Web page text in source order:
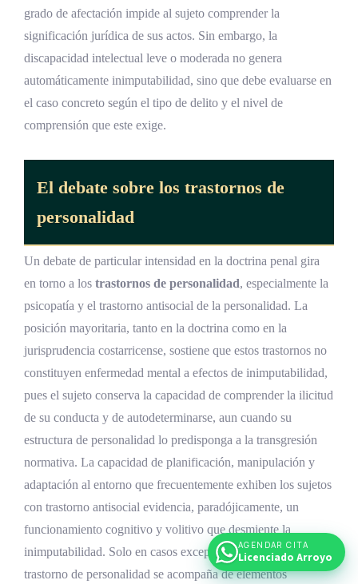
grado de afectación impide al sujeto comprender la
significación jurídica de sus actos. Sin embargo, la
discapacidad intelectual leve o moderada no genera
automáticamente inimputabilidad, sino que debe evaluarse en
el caso concreto según el tipo de delito y el nivel de
comprensión que este exige.
El debate sobre los trastornos de
personalidad
Un debate de particular intensidad en la doctrina penal gira
en torno a los trastornos de personalidad, especialmente la
psicopatía y el trastorno antisocial de la personalidad. La
posición mayoritaria, tanto en la doctrina como en la
jurisprudencia costarricense, sostiene que estos trastornos no
constituyen enfermedad mental a efectos de inimputabilidad,
pues el sujeto conserva la capacidad de comprender la ilicitud
de su conducta y de autodeterminarse, aun cuando su
estructura de personalidad lo predisponga a la transgresión
normativa. La capacidad de planificación, manipulación y
adaptación al entorno que frecuentemente exhiben los sujetos
con trastorno antisocial evidencia, paradójicamente, un
funcionamiento cognitivo y volitivo que desmiente la
inimputabilidad. Solo en casos excepcionales, donde el
trastorno de personalidad se acompaña de elementos
AGENDAR CITA
Licenciado Arroyo